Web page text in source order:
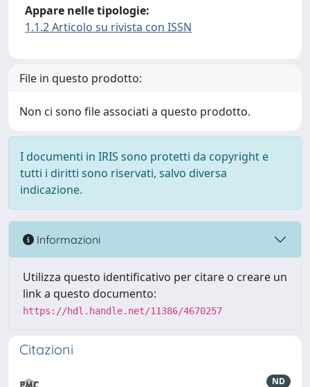
Appare nelle tipologie:
1.1.2 Articolo su rivista con ISSN
File in questo prodotto:
Non ci sono file associati a questo prodotto.
I documenti in IRIS sono protetti da copyright e
tutti i diritti sono riservati, salvo diversa
indicazione.
Informazioni
Utilizza questo identificativo per citare o creare un
link a questo documento:
https://hdl.handle.net/11386/4670257
Citazioni
ND